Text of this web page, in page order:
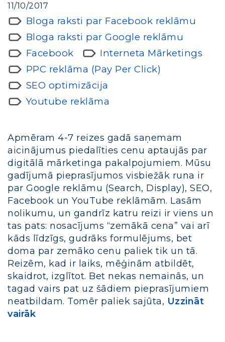
11/10/2017
Bloga raksti par Facebook reklāmu
Bloga raksti par Google reklāmu
Facebook
Interneta Mārketings
PPC reklāma (Pay Per Click)
SEO optimizācija
Youtube reklāma
Apmēram 4-7 reizes gadā saņemam
aicinājumus piedalīties cenu aptaujās par
digitālā mārketinga pakalpojumiem. Mūsu
gadījumā pieprasījumos visbiežāk runa ir
par Google reklāmu (Search, Display), SEO,
Facebook un YouTube reklāmām. Lasām
nolikumu, un gandrīz katru reizi ir viens un
tas pats: nosacījums “zemākā cena” vai arī
kāds līdzīgs, gudrāks formulējums, bet
doma par zemāko cenu paliek tik un tā.
Reizēm, kad ir laiks, mēģinām atbildēt,
skaidrot, izglītot. Bet nekas nemainās, un
tagad vairs pat uz šādiem pieprasījumiem
neatbildam. Tomēr paliek sajūta, Uzzināt
vairāk